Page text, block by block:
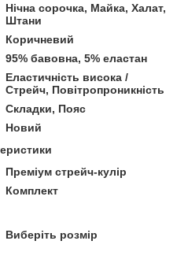
Нічна сорочка, Майка, Халат,
Штани
Коричневий
95% бавовна, 5% еластан
Еластичність висока /
Стрейч, Повітропроникність
Складки, Пояс
Новий
Преміум стрейч-кулір
Комплект
Виберіть розмір